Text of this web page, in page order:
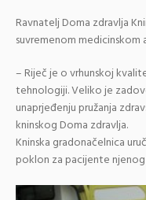
Ravnatelj Doma zdravlja
suvremenom
– Riječ je o vrhunskoj
tehnologiji. Veliko je
unaprjeđenju pružanja
kninskog Doma zdravlja.
Kninska gradonačelnica
poklon za pacijente